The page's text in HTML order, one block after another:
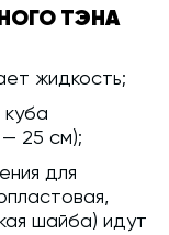
ТЭНА
жидкость;
25 см);
для
шайба) идут